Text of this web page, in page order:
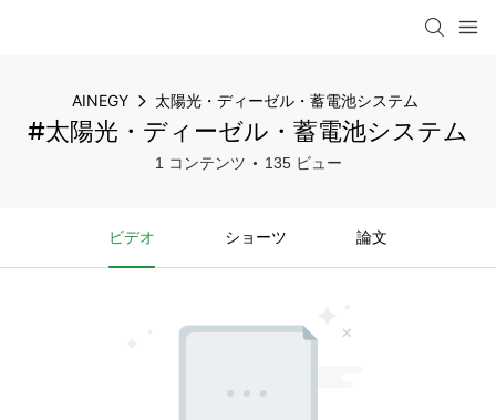
AINEGY 太陽光・ディーゼル・蓄電池システム
#太陽光・ディーゼル・蓄電池システム
1 コンテンツ 135 ビュー
ビデオ ショーツ 論文